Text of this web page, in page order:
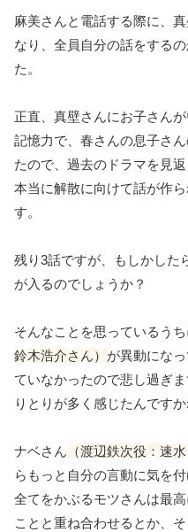
麻美さんと電話する際に、
なり、全員自分の話をする
た。
正直、真壁さんにお子さん
記憶力で、春さんの息子さ
たので、過去のドラマを見返
本当に解散に向けて話が作
す。
残り3話ですが、もしかした
が入るのでしょうか？
そんなことを思っているう
鈴木浩介さん）が異動にな
ていなかったので悲し過ぎ
りとりが多く感じたんですか
ナベさん（渡辺鉄次役：速
らもっと自分の言動に気を
全てをかぶるモツさんは最
ことと重ね合わせるとか、